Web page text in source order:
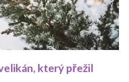
který přežil